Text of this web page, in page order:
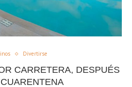
Divertirse
CARRETERA, DESPUÉS